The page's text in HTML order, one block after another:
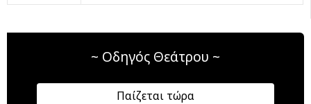
~ Οδηγός Θεάτρου ~
Παίζεται τώρα